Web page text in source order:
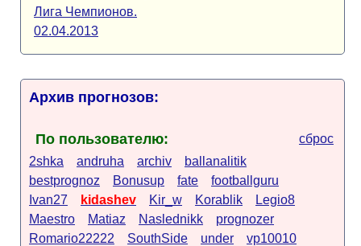
Лига Чемпионов.
02.04.2013
Архив прогнозов:
По пользователю:
сброс
2shka
andruha archiv
ballanalitik
bestprognoz
Bonusup fate
footballguru
Ivan27
kidashev Kir_w Korablik
Legio8
Maestro
Matiaz Naslednikk
prognozer
Romario22222
SouthSide under
vp10010